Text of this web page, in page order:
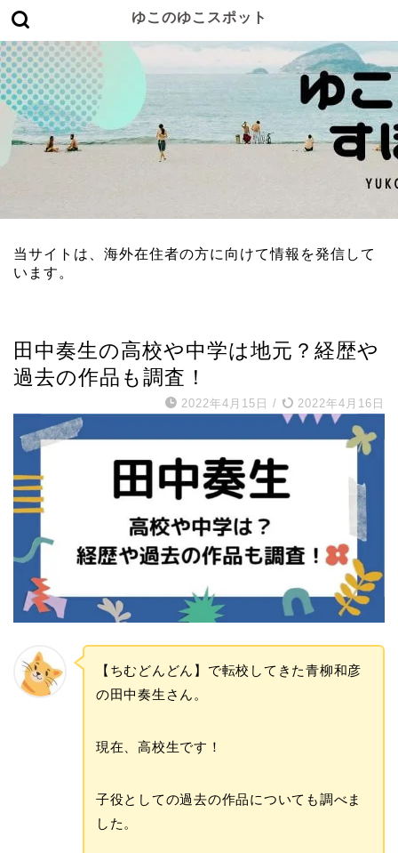
ゆこのゆこスポット
当サイトは、海外在住者の方に向けて情報を発信して
います。
田中奏生の高校や中学は地元？経歴や
過去の作品も調査！
2022年4月15日 / 2022年4月16日
【ちむどんどん】で転校してきた青柳和彦
の田中奏生さん。
現在、高校生です！
子役としての過去の作品についても調べま
した。